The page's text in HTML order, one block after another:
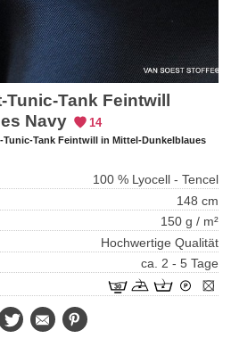
Tank Feintwill
Navy
14
Tunic-Tank Feintwill in Mittel-Dunkelblaues
100 % Lyocell - Tencel
148 cm
150 g / m²
Hochwertige Qualität
ca. 2 - 5 Tage
FacebookTwitter E-
Mail